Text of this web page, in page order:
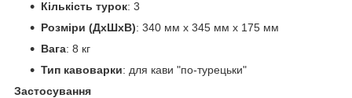
Кількість турок: 3
Розміри (ДхШхВ): 340 мм x 345 мм x 175 мм
Вага: 8 кг
Тип кавоварки: для кави "по-турецьки"
Застосування